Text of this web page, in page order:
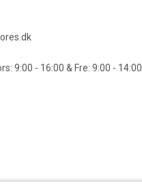
9:00 - 16:00 & Fre: 9:00 - 14:00